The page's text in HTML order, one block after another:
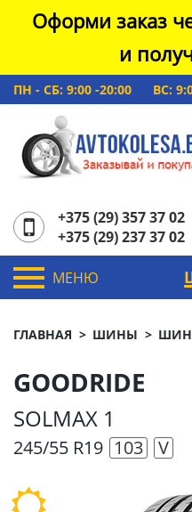
Оформи заказ
и
ПН - СБ: 9:00 -20:00 ВС:
+375 (29) 357 37 02
+375 (29) 237 37 02
МЕНЮ
ГЛАВНАЯ ШИНЫ
GOODRIDE
SOLMAX 1
245/55 R19 103 V